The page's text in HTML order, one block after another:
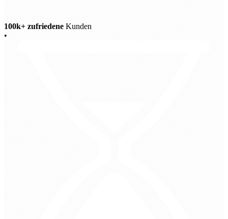
100k+ zufriedene Kunden
•